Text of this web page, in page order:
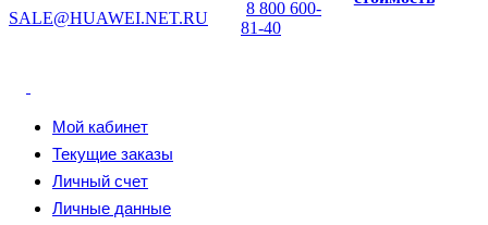
SALE@HUAWEI.NET.RU
8 800 600-
81-40
Мой кабинет
Текущие заказы
Личный счет
Личные данные